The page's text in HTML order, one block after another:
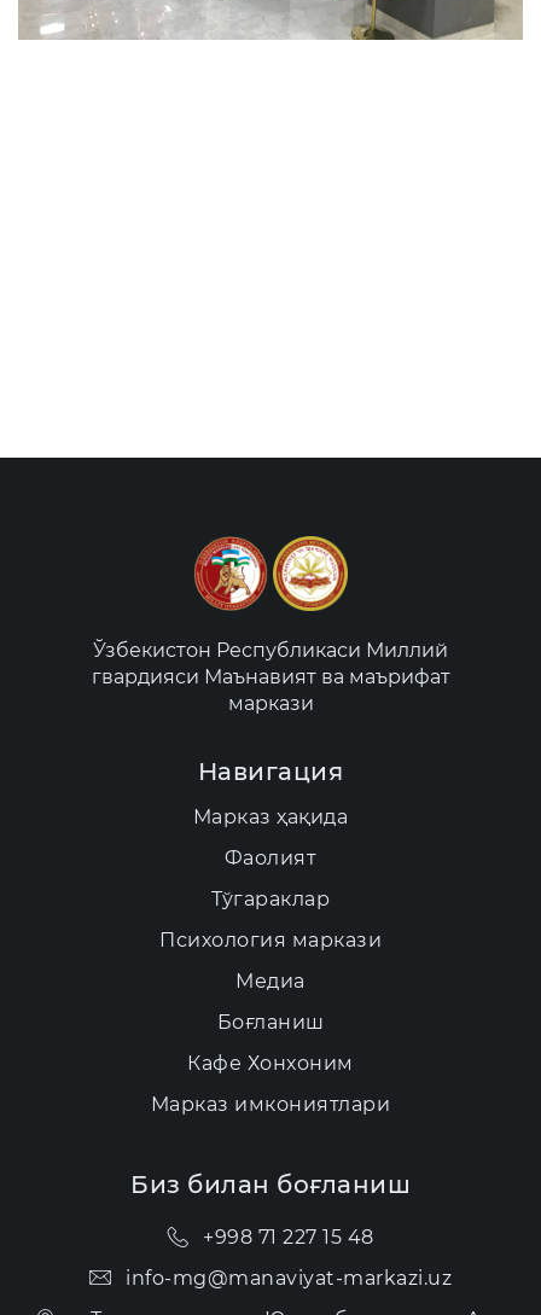
Ўзбекистон Республикаси Миллий
гвардияси Маънавият ва маърифат
маркази
Навигация
Марказ ҳақида
Фаолият
Тўгараклар
Психология маркази
Медиа
Боғланиш
Кафе Хонхоним
Марказ имкониятлари
Биз билан боғланиш
+998 71 227 15 48
info-mg@manaviyat-markazi.uz